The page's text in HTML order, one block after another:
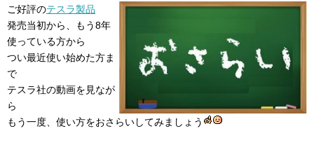
ご好評のテスラ製品
発売当初から、もう8年
使っている方から
つい最近使い始めた方ま
で
テスラ社の動画を見なが
ら
もう一度、使い方をおさらいしてみましょう